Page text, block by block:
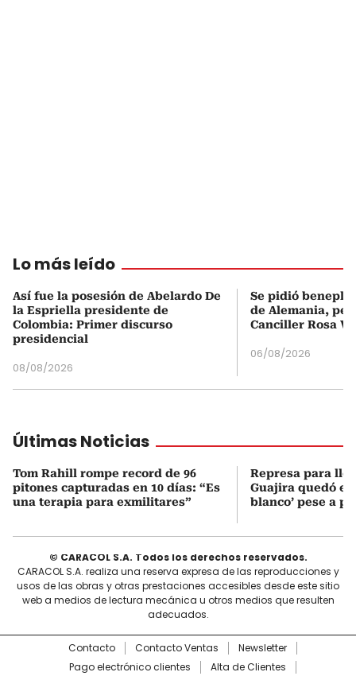
Lo más leído
Así fue la posesión de Abelardo De
la Espriella presidente de
Colombia: Primer discurso
presidencial
08/08/2026
Se pidió
de Alemania,
Canciller Rosa
06/08/2026
Últimas Noticias
Tom Rahill rompe record de 96
pitones capturadas en 10 días: “Es
una terapia para exmilitares”
Represa para
Guajira quedó en
blanco’ pese a
© CARACOL S.A. Todos los derechos reservados.
CARACOL S.A. realiza una reserva expresa de las reproducciones y
usos de las obras y otras prestaciones accesibles desde este sitio
web a medios de lectura mecánica u otros medios que resulten
adecuados.
Contacto Contacto Ventas
Newsletter
Pago electrónico clientes
Alta de Clientes